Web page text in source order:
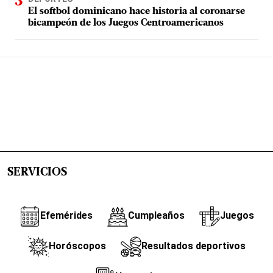
El softbol dominicano hace historia al coronarse
bicampeón de los Juegos Centroamericanos
SERVICIOS
Efemérides Cumpleaños Juegos
Horóscopos Resultados deportivos